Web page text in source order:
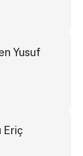
Yusuf
Eriç